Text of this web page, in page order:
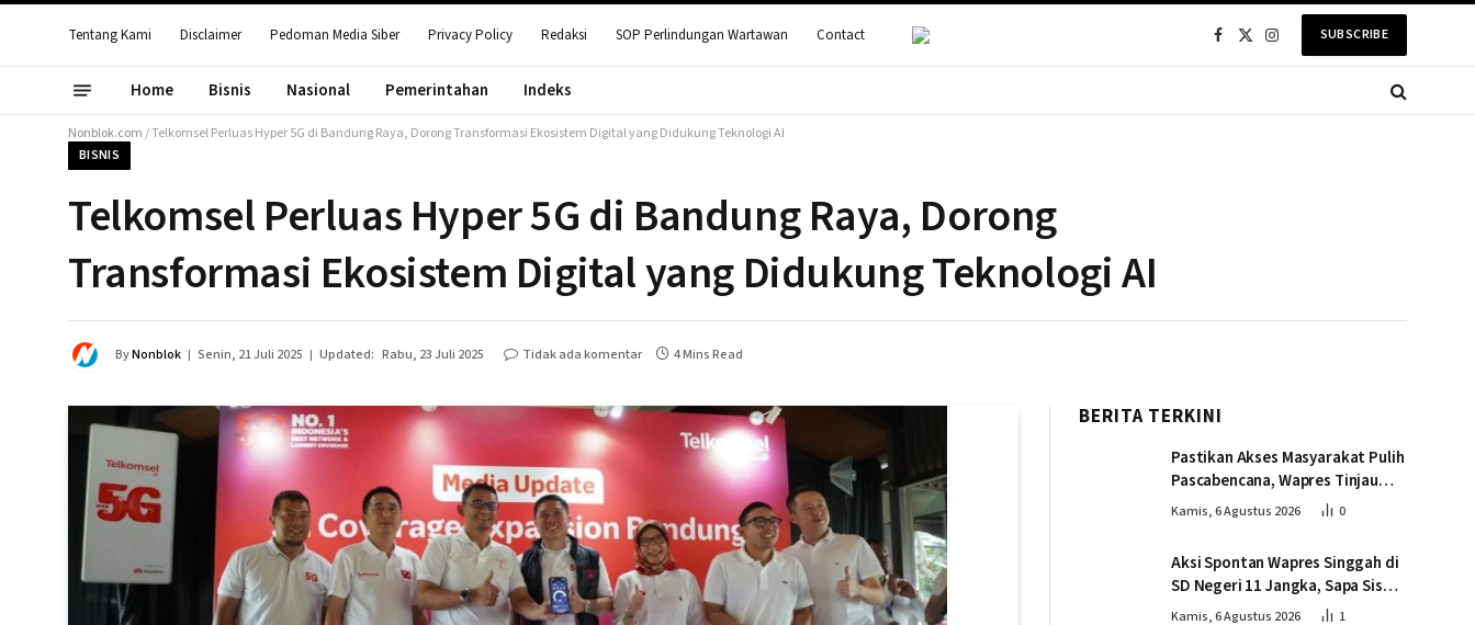
Tentang Kami Disclaimer Pedoman Media Siber Privacy Policy Redaksi SOP Perlindungan Wartawan Contact Facebook
X
InstagramSUBSCRIBE
Home Bisnis Nasional Pemerintahan Indeks
Nonblok.com/Telkomsel Perluas Hyper 5G di Bandung Raya, Dorong Transformasi Ekosistem Digital yang Didukung Teknologi AI
BISNIS
Telkomsel Perluas Hyper 5G di Bandung Raya, Dorong
Transformasi Ekosistem Digital yang Didukung Teknologi AI
ByNonblok Senin, 21 Juli 2025 Updated: Rabu, 23 Juli 2025 Tidak ada komentar 4 Mins Read
BERITA TERKINI
Pastikan Akses Masyarakat Pulih
Pascabencana, Wapres Tinjau
Pembangunan Jembatan
Kamis, 6 Agustus 2026 0
Aksi Spontan Wapres Singgah di
SD Negeri 11 Jangka, Sapa Siswa
dan Dorong Perbaikan Sekolah
Kamis, 6 Agustus 2026 1